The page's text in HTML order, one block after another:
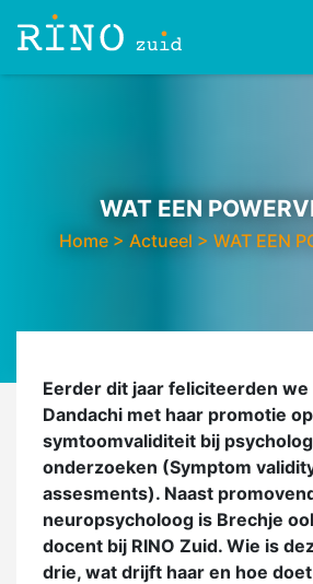
WAT EEN
Home > Actueel > WAT EEN
Eerder dit jaar feliciteerden we
Dandachi met haar promotie
symtoomvaliditeit bij
onderzoeken (Symptom
assesments). Naast
neuropsycholoog is Brechje
docent bij RINO Zuid. Wie is
drie, wat drijft haar en hoe